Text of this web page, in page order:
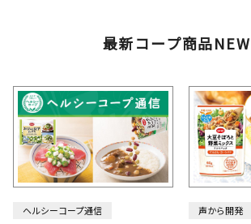
最新コープ商品
ヘルシーコープ通信 声から開発